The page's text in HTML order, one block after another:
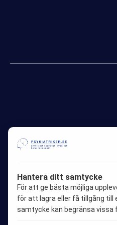
a
c
e
b
n
s
t
a
i
n
t
e
i
n
k
e
Hantera ditt samtycke
För att ge bästa möjliga
för att lagra eller få tillgång till
samtycke kan begränsa vissa